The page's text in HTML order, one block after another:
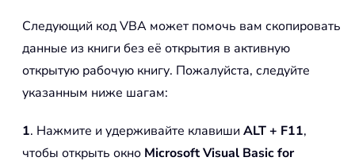
Следующий код VBA может помочь вам скопировать
данные из книги без её открытия в активную
открытую рабочую книгу. Пожалуйста, следуйте
указанным ниже шагам:
1. Нажмите и удерживайте клавиши ALT + F11,
чтобы открыть окно Microsoft Visual Basic for